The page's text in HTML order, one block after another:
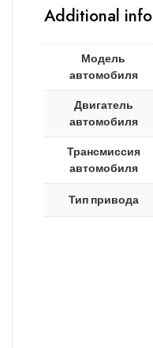
Additional
Модель
автомобиля
Двигатель
автомобиля
Трансмиссия
автомобиля
Тип привода